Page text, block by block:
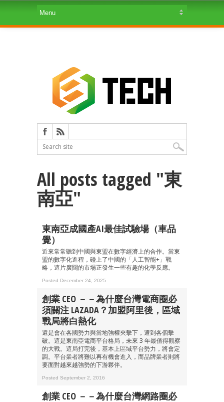
All posts tagged "東
南亞"
東南亞成國產AI最佳試驗場（車品
覺）
近來常常聽到中國與東盟在數字經濟上的合作。當東
盟的數字化進程，碰上了中國的「人工智能+」戰
略，這片廣闊的市場正發生一些有趣的化學反應。
Posted December 24, 2025
創業 CEO －－為什麼台灣電商圈必
須關注 LAZADA？加盟阿里後，區域
戰局將白熱化
還是會在各國勢力與當地強權夾擊下，遭到各個擊
破。這是東南亞電商平台格局，未來 3 年最值得觀察
的大戰。這局打完後，基本上區域平台勢力，將會定
調。平台業者將難以再有機會進入，而品牌業者則將
要面對越來越強勢的下游夥伴。
Posted September 2, 2016
創業 CEO －－為什麼台灣網路圈必